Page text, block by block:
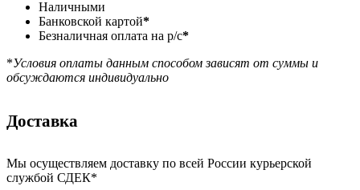
Наличными
Банковской картой*
Безналичная оплата на р/с*
*Условия оплаты данным способом зависят от суммы и
обсуждаются индивидуально
Доставка
Мы осуществляем доставку по всей России курьерской
службой СДЕК*